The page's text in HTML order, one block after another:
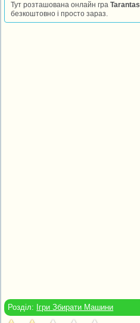
Тут розташована онлайн граTarantas
безкоштовно і просто зараз.
Розділ: Ігри Збирати Машини